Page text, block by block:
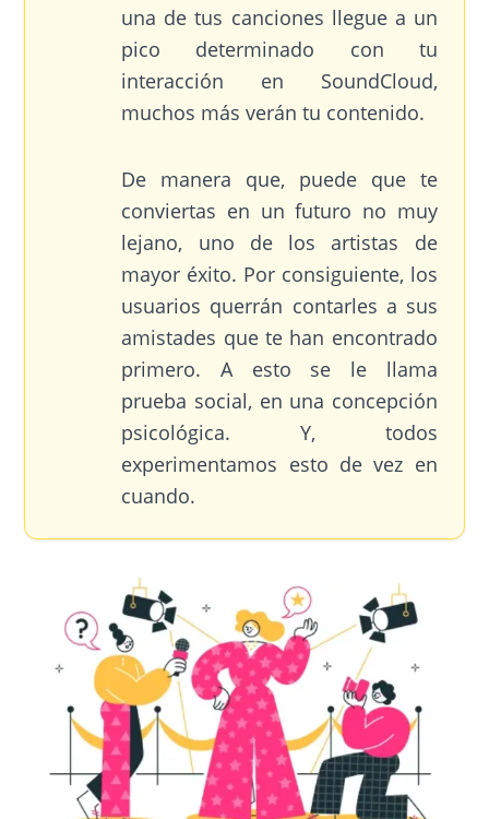
una de tus canciones llegue a un
pico determinado con tu
interacción en SoundCloud,
muchos más verán tu contenido.
De manera que, puede que te
conviertas en un futuro no muy
lejano, uno de los artistas de
mayor éxito. Por consiguiente, los
usuarios querrán contarles a sus
amistades que te han encontrado
primero. A esto se le llama
prueba social, en una concepción
psicológica. Y, todos
experimentamos esto de vez en
cuando.